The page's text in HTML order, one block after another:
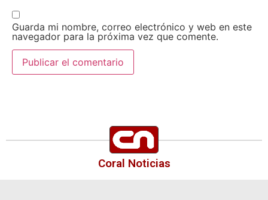
Guarda mi nombre, correo electrónico y web en este
navegador para la próxima vez que comente.
Coral Noticias